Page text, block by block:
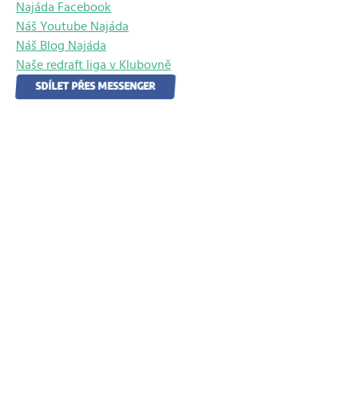
Najáda Facebook
Náš Youtube Najáda
Náš Blog Najáda
Naše redraft liga v Klubovně
SDÍLET PŘES MESSENGER